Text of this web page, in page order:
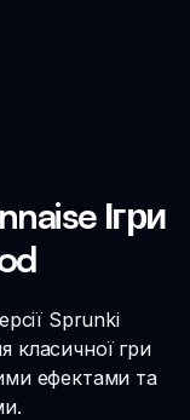
Ігри
Sprunki
класичної гри
ефектами та